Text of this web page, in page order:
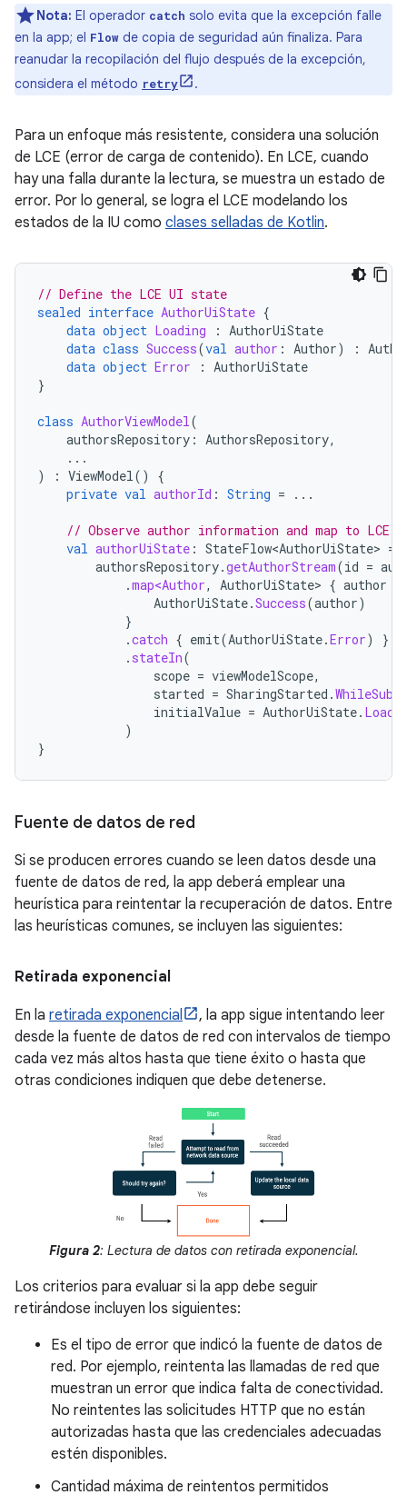
Nota: El operador catch solo evita que la excepción falle
en la app; el Flow de copia de seguridad aún finaliza. Para
reanudar la recopilación del flujo después de la excepción,
considera el método retry .
Para un enfoque más resistente, considera una solución
de LCE (error de carga de contenido). En LCE, cuando
hay una falla durante la lectura, se muestra un estado de
error. Por lo general, se logra el LCE modelando los
estados de la IU como clases selladas de Kotlin.
// Define the LCE UI state
sealed interface AuthorUiState {
data object Loading : AuthorUiState
data class Success(val author : Author) :
data object Error : AuthorUiState
}
class AuthorViewModel(
authorsRepository : AuthorsRepository,
...
)
: ViewModel()
{
private val authorId : String = ...
// Observe author information and map to LCE
val authorUiState : StateFlow<AuthorUiState> =
authorsRepository.getAuthorStream(id =
.map<Author, AuthorUiState> { author
AuthorUiState.Success(author)
}
.catch { emit(AuthorUiState.Error)
}
. stateIn(
scope = viewModelScope,
started = SharingStarted .
initialValue = AuthorUiState.
)
}
Fuente de datos de red
Si se producen errores cuando se leen datos desde una
fuente de datos de red, la app deberá emplear una
heurística para reintentar la recuperación de datos. Entre
las heurísticas comunes, se incluyen las siguientes:
Retirada exponencial
En la retirada exponencial
, la app sigue intentando leer
desde la fuente de datos de red con intervalos de tiempo
cada vez más altos hasta que tiene éxito o hasta que
otras condiciones indiquen que debe detenerse.
Figura 2: Lectura de datos con retirada exponencial.
Los criterios para evaluar si la app debe seguir
retirándose incluyen los siguientes:
Es el tipo de error que indicó la fuente de datos de
red. Por ejemplo, reintenta las llamadas de red que
muestran un error que indica falta de conectividad.
No reintentes las solicitudes HTTP que no están
autorizadas hasta que las credenciales adecuadas
estén disponibles.
Cantidad máxima de reintentos permitidos